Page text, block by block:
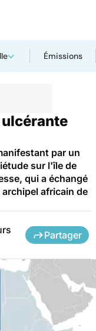
Émissions
ulcérante
par un
sur l'île de
qui a échangé
africain de
Partager